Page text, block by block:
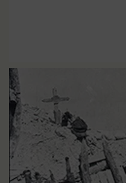
Dates clés de la Grande
Guerre